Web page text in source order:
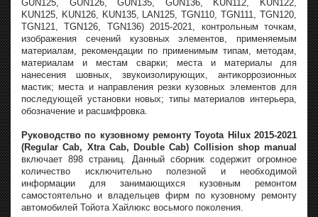
GUN125, GUN126, GUN135, GUN136, KUN112, KUN122,
KUN125, KUN126, KUN135, LAN125, TGN110, TGN111, TGN120,
TGN121, TGN126, TGN136) 2015-2021, контрольным точкам,
изображения сечений кузовных элементов, применяемым
материалам, рекомендации по применимым типам, методам,
материалам и местам сварки; места и материалы для
нанесения шовных, звукоизолирующих, антикоррозионных
мастик; места и направления резки кузовных элементов для
последующей установки новых; типы материалов интерьера,
обозначение и расшифровка.
Руководство по кузовному ремонту Toyota Hilux 2015-2021
(Regular Cab, Xtra Cab, Double Cab) Collision shop manual
включает 898 страниц. Данный сборник содержит огромное
количество исключительно полезной и необходимой
информации для занимающихся кузовным ремонтом
самостоятельно и владельцев фирм по кузовному ремонту
автомобилей Тойота Хайлюкс восьмого поколения.